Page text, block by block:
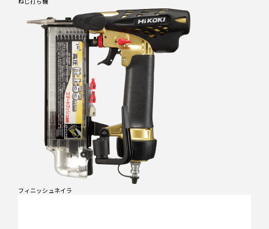
フィニッシュネイラ